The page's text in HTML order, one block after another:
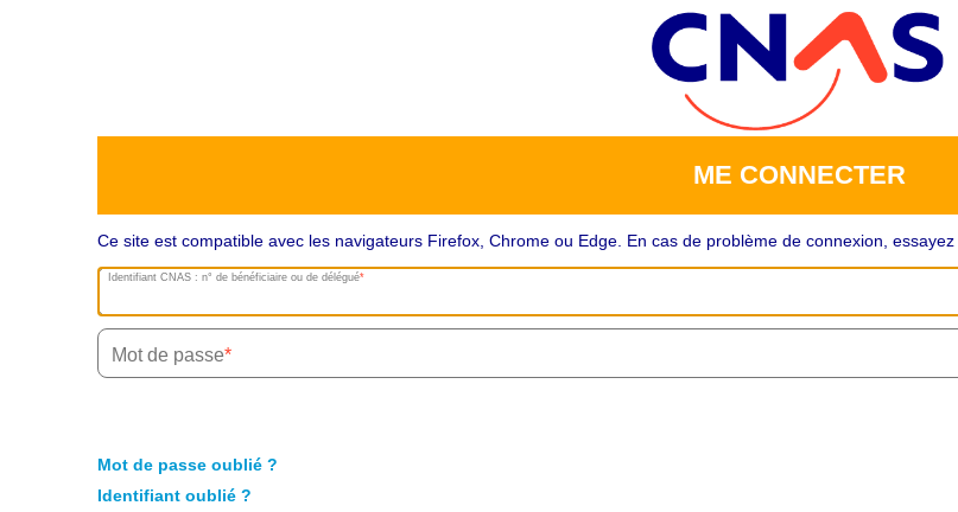
ME CONNECTER
Ce site est compatible avec les navigateurs Firefox, Chrome ou Edge. En cas de problème de connexion,
Identifiant CNAS : n° de bénéficiaire ou de délégué
Mot de passe
Mot de passe oublié ?
Identifiant oublié ?